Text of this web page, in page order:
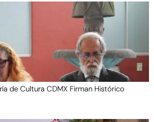
de Cultura CDMX Firman Histórico